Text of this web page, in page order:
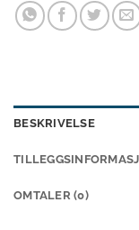
BESKRIVELSE
OMTALER (0)